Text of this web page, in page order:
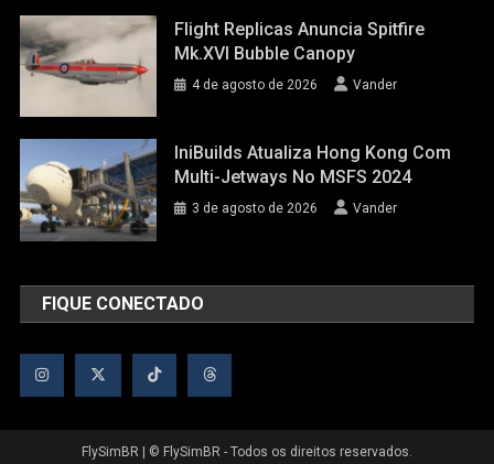
Flight Replicas Anuncia Spitfire
Mk.XVI Bubble Canopy
4 de agosto de 2026 Vander
IniBuilds Atualiza Hong Kong Com
Multi-Jetways No MSFS 2024
3 de agosto de 2026 Vander
FIQUE CONECTADO
FlySimBR © FlySimBR - Todos os direitos reservados.